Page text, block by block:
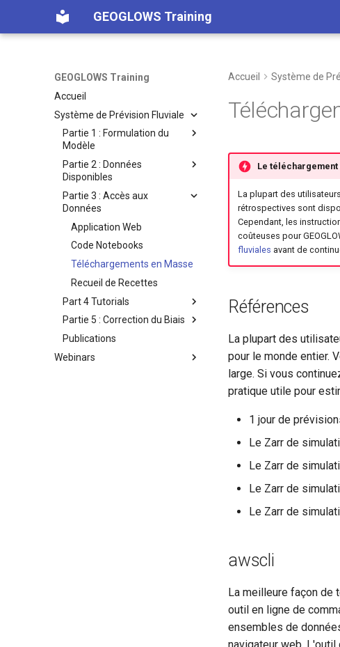
GEOGLOWS Training
GEOGLOWS Training
Accueil
Système de Prévision Fluviale
Partie 1 : Formulation du
Modèle
Formulation du Modèle
Partie 2 : Données
Disponibles
Catalogue de Données
Hydrographie
Données Rétrospectives
Données Prévisionnelles
Partie 3 : Accès aux
Données
Application Web
Code Notebooks
Téléchargements en Masse
Recueil de Recettes
Part 4 Tutorials
Trouver les Numéros de
Rivière
Interrogation des Données
Partie 5 : Correction du Biais
Méthode SABER
Correction des Prévisions
Publications
Webinars
Accueil Système de
Le
La plupart des
rétrospectives sont
Cependant, les
coûteuses pour
fluviales avant de
Références
La plupart des
pour le monde entier.
large. Si vous
pratique utile pour
1 jour de
Le Zarr de
Le Zarr de
Le Zarr de
Le Zarr de
awscli
La meilleure façon de
outil en ligne de
ensembles de